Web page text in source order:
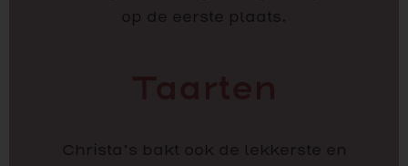
op de eerste plaats.
Christa’s bakt ook de lekkerste en